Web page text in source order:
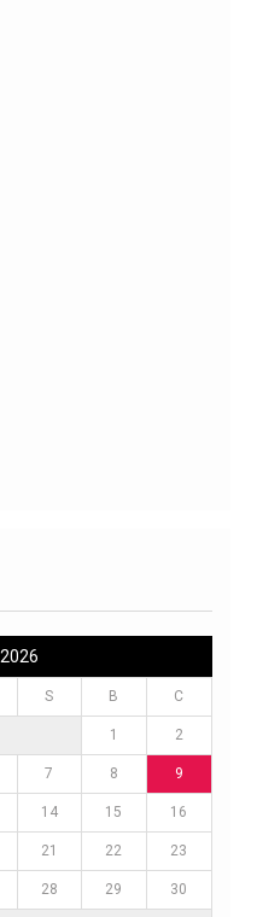
S B C
1 2
7 8 9
14 15 16
21 22 23
28 29 30